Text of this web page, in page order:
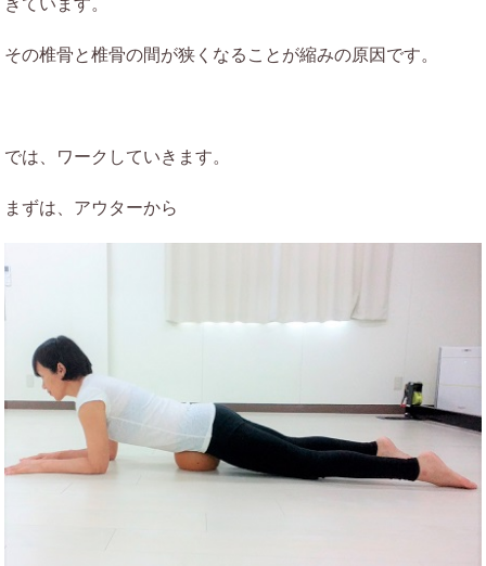
その椎骨と椎骨の間が狭くなることが縮みの原因です。
では、ワークしていきます。
まずは、アウターから